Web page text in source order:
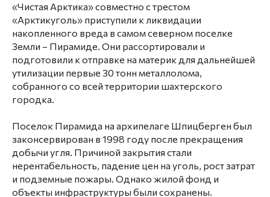
«Чистая Арктика» совместно с трестом
«Арктикуголь» приступили к ликвидации
накопленного вреда в самом северном поселке
Земли – Пирамиде. Они рассортировали и
подготовили к отправке на материк для дальнейшей
утилизации первые 30 тонн металлолома,
собранного со всей территории шахтерского
городка.
Поселок Пирамида на архипелаге Шпицберген был
законсервирован в 1998 году после прекращения
добычи угля. Причиной закрытия стали
нерентабельность, падение цен на уголь, рост затрат
и подземные пожары. Однако жилой фонд и
объекты инфраструктуры были сохранены.